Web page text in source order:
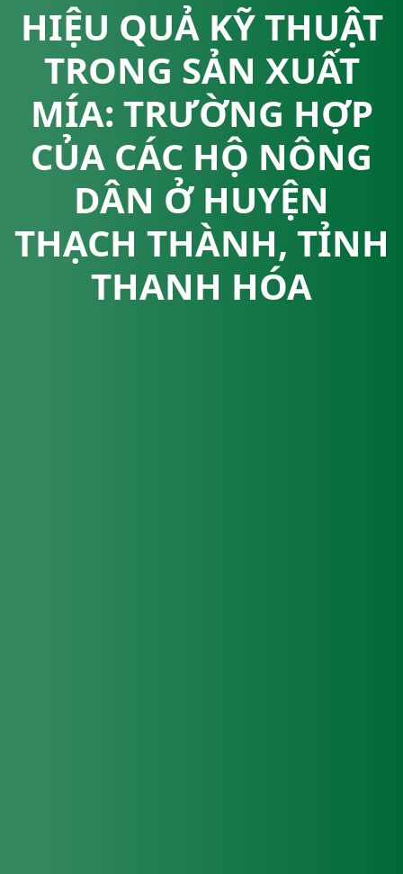
HIỆU QUẢ KỸ THUẬT
TRONG SẢN XUẤT
MÍA: TRƯỜNG HỢP
CỦA CÁC HỘ NÔNG
DÂN Ở HUYỆN
THẠCH THÀNH, TỈNH
THANH HÓA